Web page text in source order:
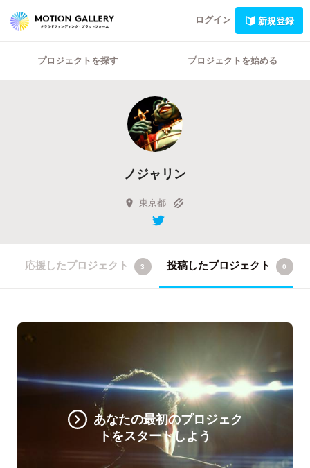
ログイン 新規登録
プロジェクトを探す プロジェクトを始める
ノジャリン
東京都
応援したプロジェクト 3 投稿したプロジェクト 0
あなたの最初のプロジェク
トをスタートしよう